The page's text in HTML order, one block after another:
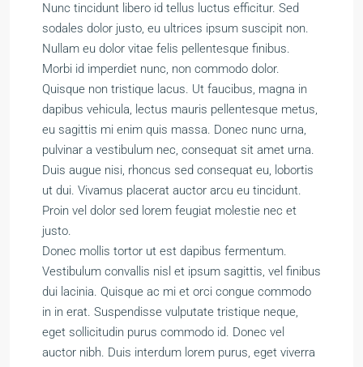
Nunc tincidunt libero id tellus luctus efficitur. Sed
sodales dolor justo, eu ultrices ipsum suscipit non.
Nullam eu dolor vitae felis pellentesque finibus.
Morbi id imperdiet nunc, non commodo dolor.
Quisque non tristique lacus. Ut faucibus, magna in
dapibus vehicula, lectus mauris pellentesque metus,
eu sagittis mi enim quis massa. Donec nunc urna,
pulvinar a vestibulum nec, consequat sit amet urna.
Duis augue nisi, rhoncus sed consequat eu, lobortis
ut dui. Vivamus placerat auctor arcu eu tincidunt.
Proin vel dolor sed lorem feugiat molestie nec et
justo.
Donec mollis tortor ut est dapibus fermentum.
Vestibulum convallis nisl et ipsum sagittis, vel finibus
dui lacinia. Quisque ac mi et orci congue commodo
in in erat. Suspendisse vulputate tristique neque,
eget sollicitudin purus commodo id. Donec vel
auctor nibh. Duis interdum lorem purus, eget viverra